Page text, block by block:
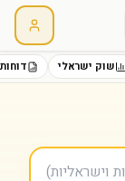
שוק ישראלי